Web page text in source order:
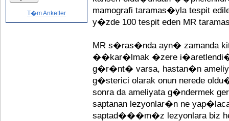
T�m Anketler
mamografi taramas�yla tespit
y�zde 100 tespit eden MR
MR s�ras�nda ayn� zamanda
��kar�lmak �zere
g�r�nt� varsa, hastan�n
g�sterici olarak onun nerede
sonra da ameliyata g�ndermek
saptanan lezyonlar�n ne
saptad���m�z lezyonlara biz